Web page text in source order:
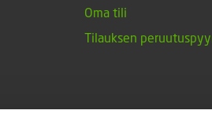
Oma tili
Tilauksen